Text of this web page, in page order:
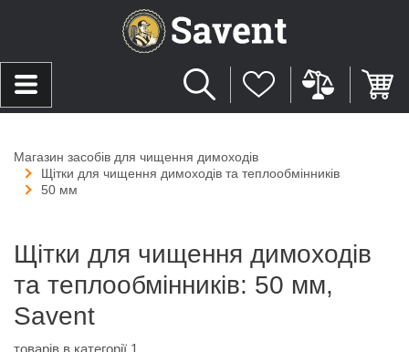
Магазин засобів для чищення димоходів
Щітки для чищення димоходів та теплообмінників
50 мм
Щітки для чищення димоходів
та теплообмінників: 50 мм,
Savent
товарів в категорії 1